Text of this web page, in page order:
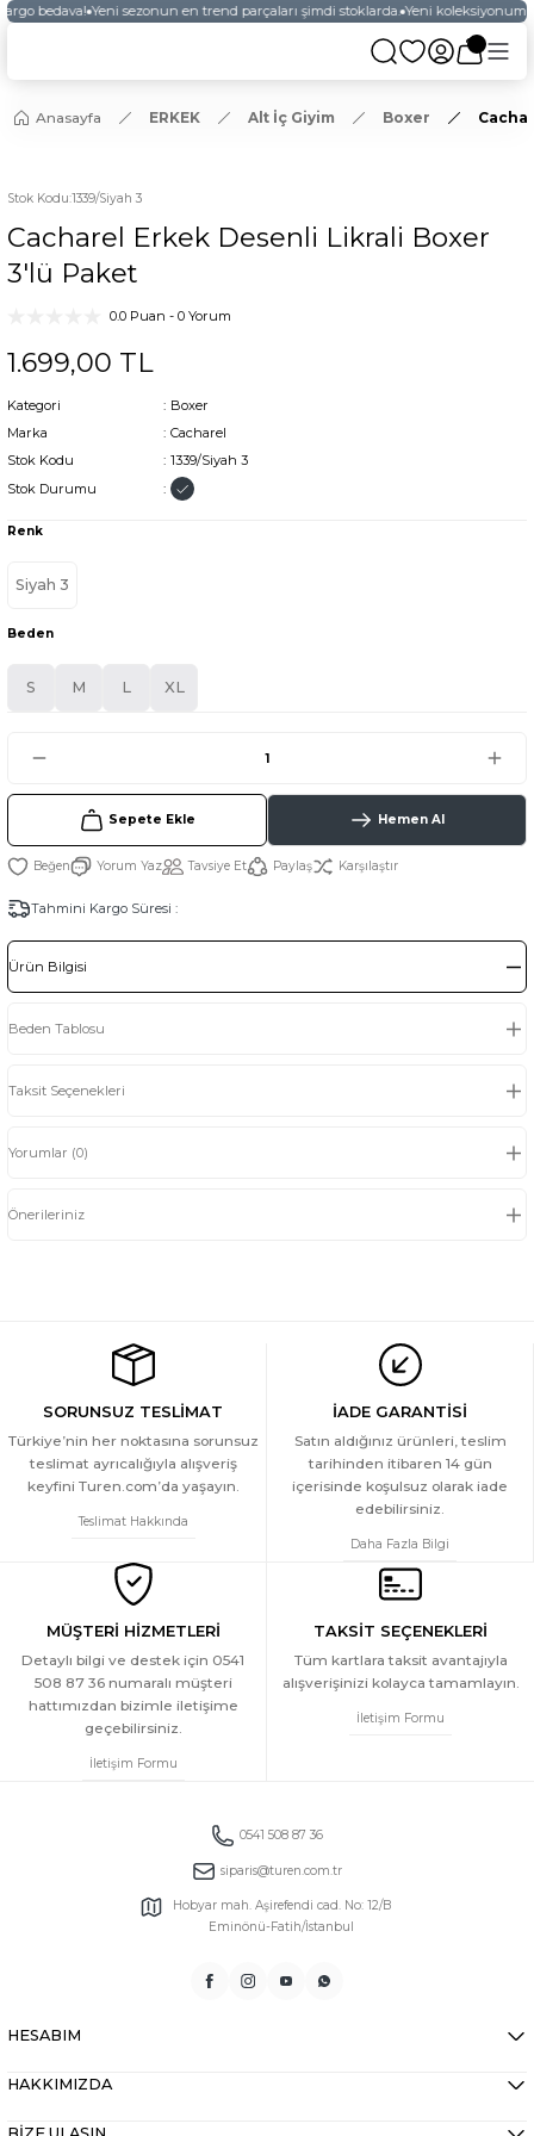
bedava! Yeni sezonun en trend parçaları şimdi stoklarda. Yeni
Anasayfa ERKEK Alt İç Giyim Boxer
Stok Kodu:1339/Siyah 3
Cacharel Erkek Desenli Likrali Boxer
3'lü Paket
0.0 Puan - 0 Yorum
1.699,00 TL
Kategori
Boxer
Marka
Cacharel
Stok Kodu
1339/Siyah 3
Stok Durumu
Renk
Siyah 3
Beden
S M L XL
Sepete Ekle Hemen Al
Yorum Yaz Tavsiye Et Paylaş Karşılaştır
Tahmini Kargo Süresi :
Ürün Bilgisi
Beden Tablosu
Taksit Seçenekleri
Yorumlar (0)
Önerileriniz
SORUNSUZ TESLİMAT
Türkiye’nin her noktasına sorunsuz
teslimat ayrıcalığıyla alışveriş
keyfini Turen.com’da yaşayın.
Teslimat Hakkında
İADE GARANTİSİ
Satın aldığınız ürünleri, teslim
tarihinden itibaren 14 gün
içerisinde koşulsuz olarak iade
edebilirsiniz.
Daha Fazla Bilgi
MÜŞTERİ HİZMETLERİ
Detaylı bilgi ve destek için 0541
508 87 36 numaralı müşteri
hattımızdan bizimle iletişime
geçebilirsiniz.
İletişim Formu
TAKSİT SEÇENEKLERİ
Tüm kartlara taksit avantajıyla
alışverişinizi kolayca tamamlayın.
İletişim Formu
0541 508 87 36
siparis@turen.com.tr
Hobyar mah. Aşirefendi cad. No: 12/B
Eminönü-Fatih/İstanbul
HESABIM
HAKKIMIZDA